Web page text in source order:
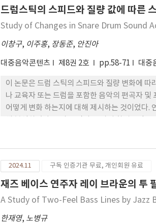
보다 커스텀 베이스가 배음 차이가 적고 일정하
드럼스틱의 스피드와 질량 값에 따른
Study of Changes in Snare Drum Sound
이창구, 이주홍, 장동준, 안진아
대중음악콘텐츠 제8권 2호 pp.58-71 대중
이 논문은 드럼 스틱의 스피드와 질량 변화에
나 교육자 또는 드럼을 포함한 음악의 편곡자
어떻게 변화 하는지에 대해 제시하는 것이었다.
변화를 통해 다양한 스피드 값을 대입하였고
량이 증가할수 록 비례하여 증가하는 유의미한
2024.11 구독 인증기관 무료, 개인회원 유료
재즈 베이스 연주자 레이 브라운의 투
A Study of Two-Feel Bass Lines by Jazz
한재영, 노병규